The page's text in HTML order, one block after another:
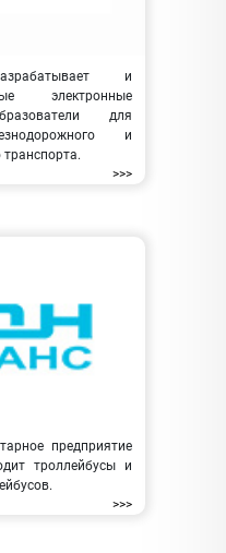
и
электронные
для
и
транспорта.
>>>
предприятие
троллейбусы и
>>>